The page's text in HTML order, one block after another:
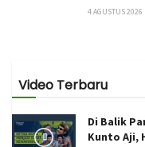
4 AGUSTUS 2026
Video Terbaru
Di Balik
Kunto Aji,